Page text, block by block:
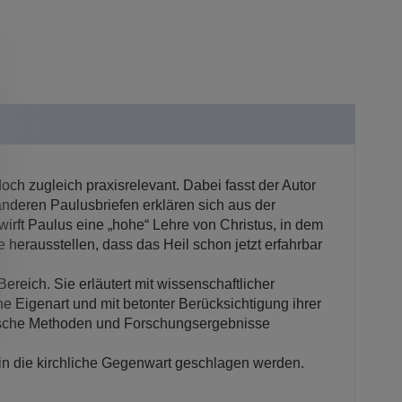
zugleich praxisrelevant. Dabei fasst der Autor
Paulusbriefen erklären sich aus der
Paulus eine „hohe“ Lehre von Christus, in dem
dass das Heil schon jetzt erfahrbar
Sie erläutert mit wissenschaftlicher
Eigenart und mit betonter Berücksichtigung ihrer
Methoden und Forschungsergebnisse
die kirchliche Gegenwart geschlagen werden.